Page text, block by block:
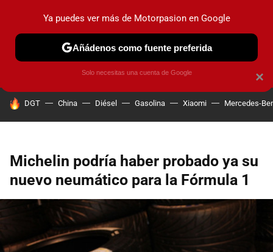
PRUEBAS COCHES ELÉCTRICOS OBSERVATORIO
HOY SE HABLA DE
DGT China Diésel Gasolina Xiaomi Mercedes-
Michelin podría haber probado ya su
nuevo neumático para la Fórmula 1
×
Ya puedes ver más de Motorpasion en Google
Añádenos como fuente preferida
Solo necesitas una cuenta de Google